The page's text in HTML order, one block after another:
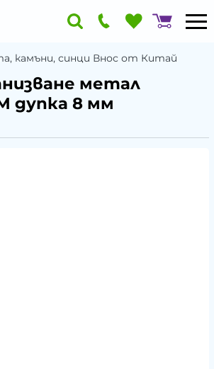
камъни, синци Внос от Китай
метал
дупка 8 мм